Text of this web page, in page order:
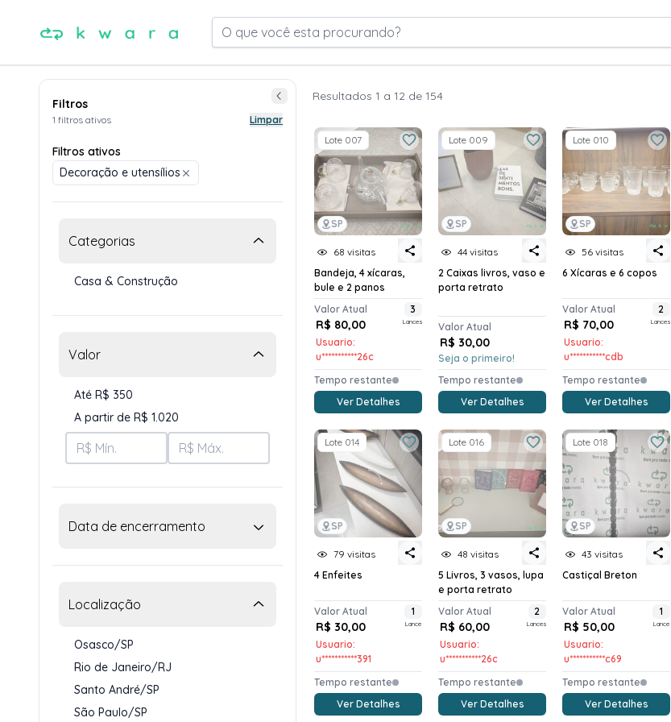
O que você esta procurando?
Filtros
1 filtros ativos Limpar
Filtros ativos
Decoração e utensílios
Categorias
Casa & Construção
Valor
Até R$ 350
A partir de R$ 1.020
Data de encerramento
Localização
Osasco/SP
Rio de Janeiro/RJ
Santo André/SP
São Paulo/SP
Resultados 1 a 12 de 154
SP
Lote 007
68 visitas
Bandeja, 4 xícaras,
bule e 2 panos
Valor Atual
R$ 80,00
Usuario:
u***********26c
3
Lances
Tempo restante
Ver Detalhes
SP
Lote 009
44 visitas
2 Caixas livros, vaso e
porta retrato
Valor Atual
R$ 30,00
Seja o primeiro!
Tempo restante
Ver Detalhes
SP
Lote 010
56 visitas
6 Xícaras e 6 copos
Valor Atual
R$ 70,00
Usuario:
u***********cdb
2
Lances
Tempo restante
Ver Detalhes
SP
Lote 014
79 visitas
4 Enfeites
Valor Atual
R$ 30,00
Usuario:
u***********391
1
Lance
Tempo restante
Ver Detalhes
SP
Lote 016
48 visitas
5 Livros, 3 vasos, lupa
e porta retrato
Valor Atual
R$ 60,00
Usuario:
u***********26c
2
Lances
Tempo restante
Ver Detalhes
SP
Lote 018
43 visitas
Castiçal Breton
Valor Atual
R$ 50,00
Usuario:
u***********c69
1
Lance
Tempo restante
Ver Detalhes